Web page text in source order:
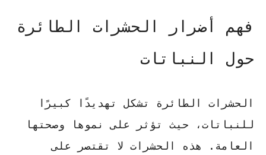
فهم أضرار الحشرات الطائرة
حول النباتات
الحشرات الطائرة تشكل تهديدًا كبيرًا
للنباتات، حيث تؤثر على نموها وصحتها
العامة. هذه الحشرات لا تقتصر على